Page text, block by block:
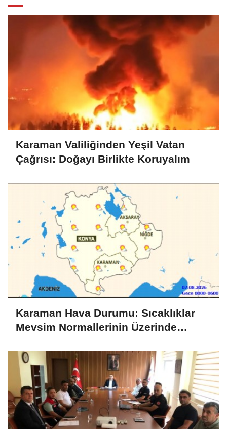
Karaman Valiliğinden Yeşil Vatan
Çağrısı: Doğayı Birlikte Koruyalım
Karaman Hava Durumu: Sıcaklıklar
Mevsim Normallerinin Üzerinde